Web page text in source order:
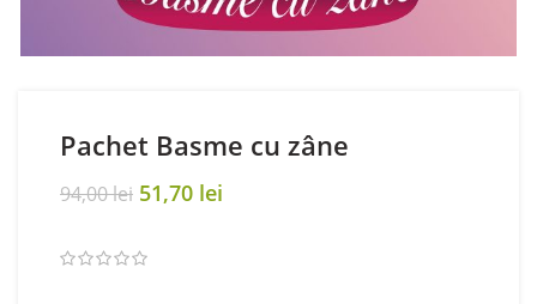
Pachet Basme cu zâne
94,00lei Original
94,00 lei.
51,70 lei